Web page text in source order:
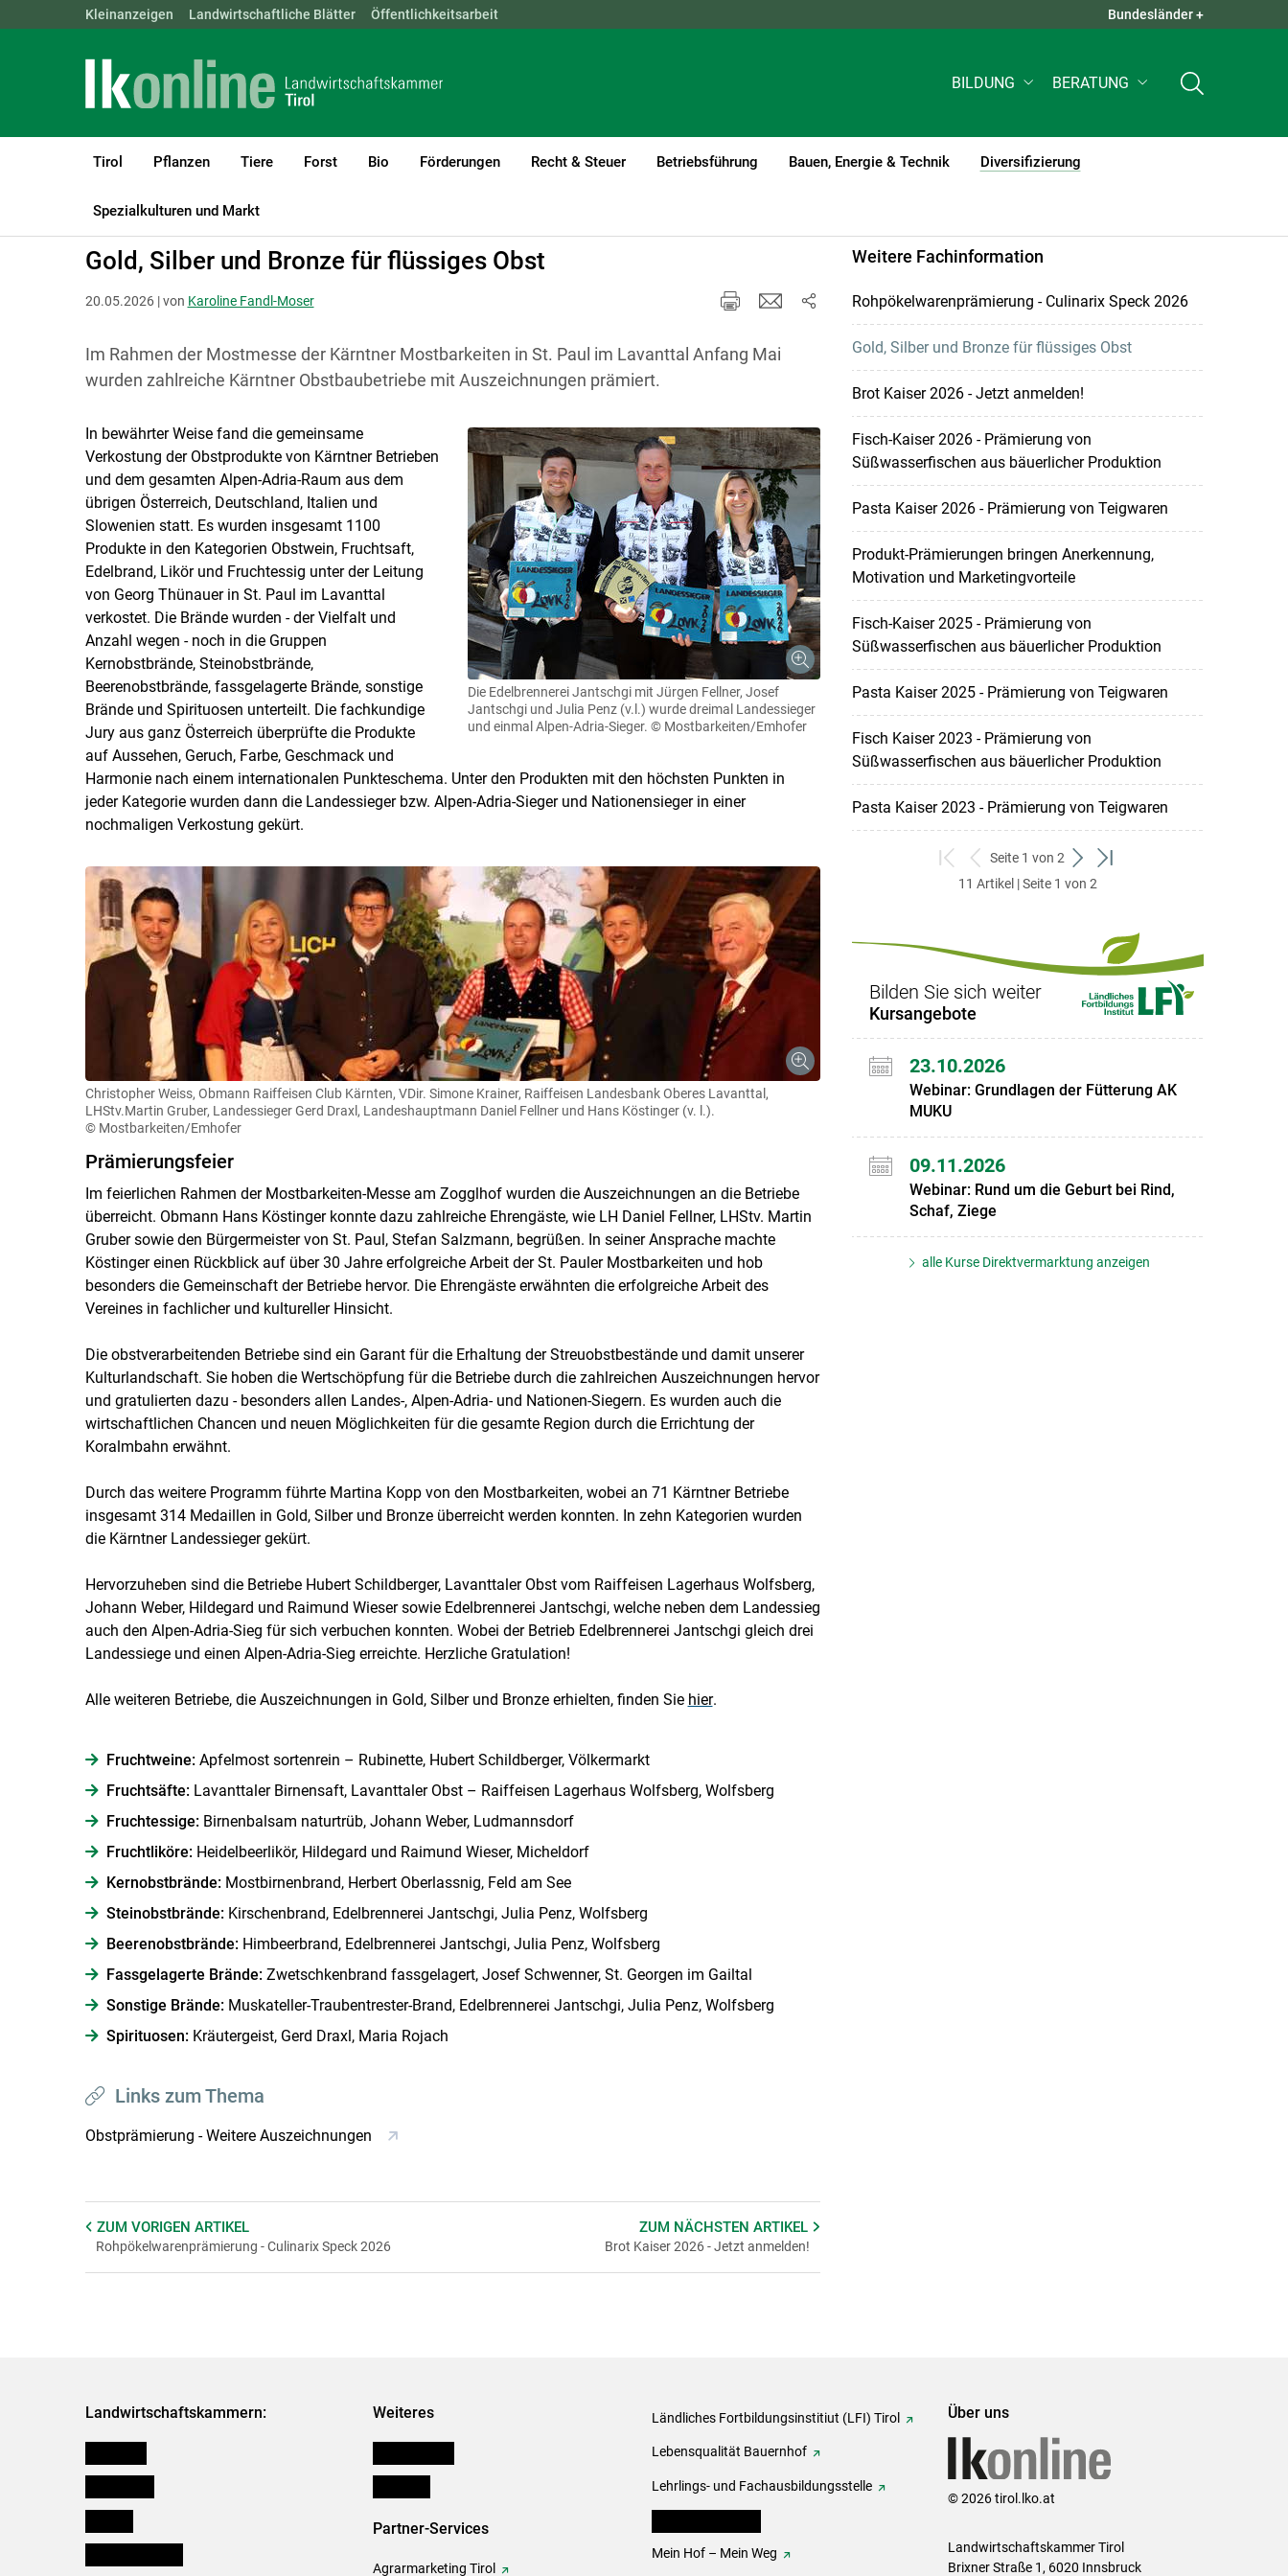
Skip to main content
Landwirtschaftskammern: ÖSTERREICH BGLD KTN NÖ OÖ QUICK LINKS +
Kleinanzeigen Landwirtschaftliche Blätter Öffentlichkeitsarbeit Bundesländer +
BILDUNG BERATUNG
Tirol Pflanzen Tiere Forst Bio Förderungen Recht & Steuer Betriebsführung Bauen, Energie & Technik Diversifizierung
(current)1
Spezialkulturen und Markt
LK Tirol Diversifizierung Direktvermarktung - Prämierungen
Gold, Silber und Bronze für flüssiges Obst
20.05.2026 | von Karoline Fandl-Moser
Im Rahmen der Mostmesse der Kärntner Mostbarkeiten in St. Paul im Lavanttal Anfang Mai
wurden zahlreiche Kärntner Obstbaubetriebe mit Auszeichnungen prämiert.
Die Edelbrennerei Jantschgi mit Jürgen Fellner, Josef
Jantschgi und Julia Penz (v.l.) wurde dreimal Landessieger
und einmal Alpen-Adria-Sieger. © Mostbarkeiten/Emhofer
In bewährter Weise fand die gemeinsame
Verkostung der Obstprodukte von Kärntner Betrieben
und dem gesamten Alpen-Adria-Raum aus dem
übrigen Österreich, Deutschland, Italien und
Slowenien statt. Es wurden insgesamt 1100
Produkte in den Kategorien Obstwein, Fruchtsaft,
Edelbrand, Likör und Fruchtessig unter der Leitung
von Georg Thünauer in St. Paul im Lavanttal
verkostet. Die Brände wurden - der Vielfalt und
Anzahl wegen - noch in die Gruppen
Kernobstbrände, Steinobstbrände,
Beerenobstbrände, fassgelagerte Brände, sonstige
Brände und Spirituosen unterteilt. Die fachkundige
Jury aus ganz Österreich überprüfte die Produkte
auf Aussehen, Geruch, Farbe, Geschmack und
Harmonie nach einem internationalen Punkteschema. Unter den Produkten mit den höchsten Punkten in
jeder Kategorie wurden dann die Landessieger bzw. Alpen-Adria-Sieger und Nationensieger in einer
nochmaligen Verkostung gekürt.
Christopher Weiss, Obmann Raiffeisen Club Kärnten, VDir. Simone Krainer, Raiffeisen Landesbank Oberes Lavanttal,
LHStv.Martin Gruber, Landessieger Gerd Draxl, Landeshauptmann Daniel Fellner und Hans Köstinger (v. l.).
© Mostbarkeiten/Emhofer
Prämierungsfeier
Im feierlichen Rahmen der Mostbarkeiten-Messe am Zogglhof wurden die Auszeichnungen an die Betriebe
überreicht. Obmann Hans Köstinger konnte dazu zahlreiche Ehrengäste, wie LH Daniel Fellner, LHStv. Martin
Gruber sowie den Bürgermeister von St. Paul, Stefan Salzmann, begrüßen. In seiner Ansprache machte
Köstinger einen Rückblick auf über 30 Jahre erfolgreiche Arbeit der St. Pauler Mostbarkeiten und hob
besonders die Gemeinschaft der Betriebe hervor. Die Ehrengäste erwähnten die erfolgreiche Arbeit des
Vereines in fachlicher und kultureller Hinsicht.
Die obstverarbeitenden Betriebe sind ein Garant für die Erhaltung der Streuobstbestände und damit unserer
Kulturlandschaft. Sie hoben die Wertschöpfung für die Betriebe durch die zahlreichen Auszeichnungen hervor
und gratulierten dazu - besonders allen Landes-, Alpen-Adria- und Nationen-Siegern. Es wurden auch die
wirtschaftlichen Chancen und neuen Möglichkeiten für die gesamte Region durch die Errichtung der
Koralmbahn erwähnt.
Durch das weitere Programm führte Martina Kopp von den Mostbarkeiten, wobei an 71 Kärntner Betriebe
insgesamt 314 Medaillen in Gold, Silber und Bronze überreicht werden konnten. In zehn Kategorien wurden
die Kärntner Landessieger gekürt.
Hervorzuheben sind die Betriebe Hubert Schildberger, Lavanttaler Obst vom Raiffeisen Lagerhaus Wolfsberg,
Johann Weber, Hildegard und Raimund Wieser sowie Edelbrennerei Jantschgi, welche neben dem Landessieg
auch den Alpen-Adria-Sieg für sich verbuchen konnten. Wobei der Betrieb Edelbrennerei Jantschgi gleich drei
Landessiege und einen Alpen-Adria-Sieg erreichte. Herzliche Gratulation!
Alle weiteren Betriebe, die Auszeichnungen in Gold, Silber und Bronze erhielten, finden Sie hier.
Fruchtweine: Apfelmost sortenrein – Rubinette, Hubert Schildberger, Völkermarkt
Fruchtsäfte:Lavanttaler Birnensaft, Lavanttaler Obst – Raiffeisen Lagerhaus Wolfsberg, Wolfsberg
Fruchtessige:Birnenbalsam naturtrüb, Johann Weber, Ludmannsdorf
Fruchtliköre: Heidelbeerlikör, Hildegard und Raimund Wieser, Micheldorf
Kernobstbrände: Mostbirnenbrand, Herbert Oberlassnig, Feld am See
Steinobstbrände:Kirschenbrand, Edelbrennerei Jantschgi, Julia Penz, Wolfsberg
Beerenobstbrände: Himbeerbrand, Edelbrennerei Jantschgi, Julia Penz, Wolfsberg
Fassgelagerte Brände:Zwetschkenbrand fassgelagert, Josef Schwenner, St. Georgen im Gailtal
Sonstige Brände:Muskateller-Traubentrester-Brand, Edelbrennerei Jantschgi, Julia Penz, Wolfsberg
Spirituosen: Kräutergeist, Gerd Draxl, Maria Rojach
Links zum Thema
Obstprämierung - Weitere Auszeichnungen
ZUM VORIGEN ARTIKEL
Rohpökelwarenprämierung - Culinarix Speck 2026
ZUM NÄCHSTENARTIKEL
Brot Kaiser 2026 - Jetzt anmelden!
Weitere Fachinformation
Rohpökelwarenprämierung - Culinarix Speck 2026
Gold, Silber und Bronze für flüssiges Obst
Brot Kaiser 2026 - Jetzt anmelden!
Fisch-Kaiser 2026 - Prämierung von
Süßwasserfischen aus bäuerlicher Produktion
Pasta Kaiser 2026 - Prämierung von Teigwaren
Produkt-Prämierungen bringen Anerkennung,
Motivation und Marketingvorteile
Fisch-Kaiser 2025 - Prämierung von
Süßwasserfischen aus bäuerlicher Produktion
Pasta Kaiser 2025 - Prämierung von Teigwaren
Fisch Kaiser 2023 - Prämierung von
Süßwasserfischen aus bäuerlicher Produktion
Pasta Kaiser 2023 - Prämierung von Teigwaren
zum
ersten
zurück
zum
Seite 1 von 2
weiter
zum
zum
11 Artikel | Seite 1 von 2
Bilden Sie sich weiter
Kursangebote
23.10.2026
Webinar: Grundlagen der Fütterung AK
MUKU
09.11.2026
Webinar: Rund um die Geburt bei Rind,
Schaf, Ziege
alle Kurse Direktvermarktung anzeigen
Landwirtschaftskammern: Weiteres
Partner-Services
Agrarmarketing Tirol
Ländliches Fortbildungsinstitiut (LFI) Tirol
Lebensqualität Bauernhof
Lehrlings- und Fachausbildungsstelle
Mein Hof – Mein Weg
Über uns
© 2026 tirol.lko.at
Landwirtschaftskammer Tirol
Brixner Straße 1, 6020 Innsbruck